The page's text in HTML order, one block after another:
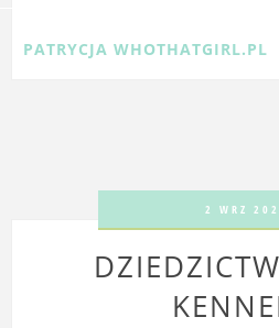
PATRYCJA WHOTHATGIRL.PL
2 WRZ